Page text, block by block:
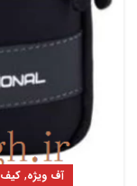
آف ویژه, کیف